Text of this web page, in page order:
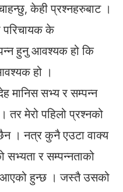
केही प्रश्नहरुबाट ।
परिचायक के
हुनु आवश्यक हो कि
हो ।
मानिस सभ्य र सम्पन्न
मेरो पहिलो प्रश्नको
छैन । नत्र कुनै एउटा वाक्य
सभ्यता र सम्पन्नताको
आएको हुन्छ । जस्तै उसको